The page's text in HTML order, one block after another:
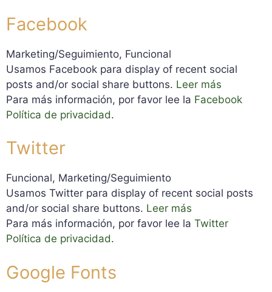
Facebook
Marketing/Seguimiento, Funcional
Usamos Facebook para display of recent social
posts and/or social share buttons. Leer más
Para más información, por favor lee la Facebook
Política de privacidad.
Twitter
Funcional, Marketing/Seguimiento
Usamos Twitter para display of recent social posts
and/or social share buttons. Leer más
Para más información, por favor lee la Twitter
Política de privacidad.
Google Fonts